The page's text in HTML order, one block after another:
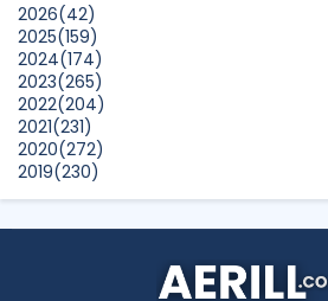
Pertama Kali Join Running Event,
Show All
2026(42)
2025(159)
2024(174)
2023(265)
2022(204)
2021(231)
2020(272)
2019(230)
2018(496)